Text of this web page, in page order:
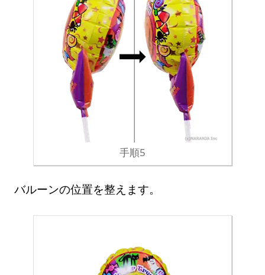
手順5
バルーンの位置を整えます。